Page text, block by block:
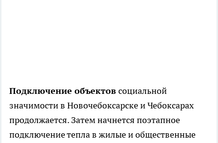
Подключение объектов социальной
значимости в Новочебоксарске и Чебоксарах
продолжается. Затем начнется поэтапное
подключение тепла в жилые и общественные